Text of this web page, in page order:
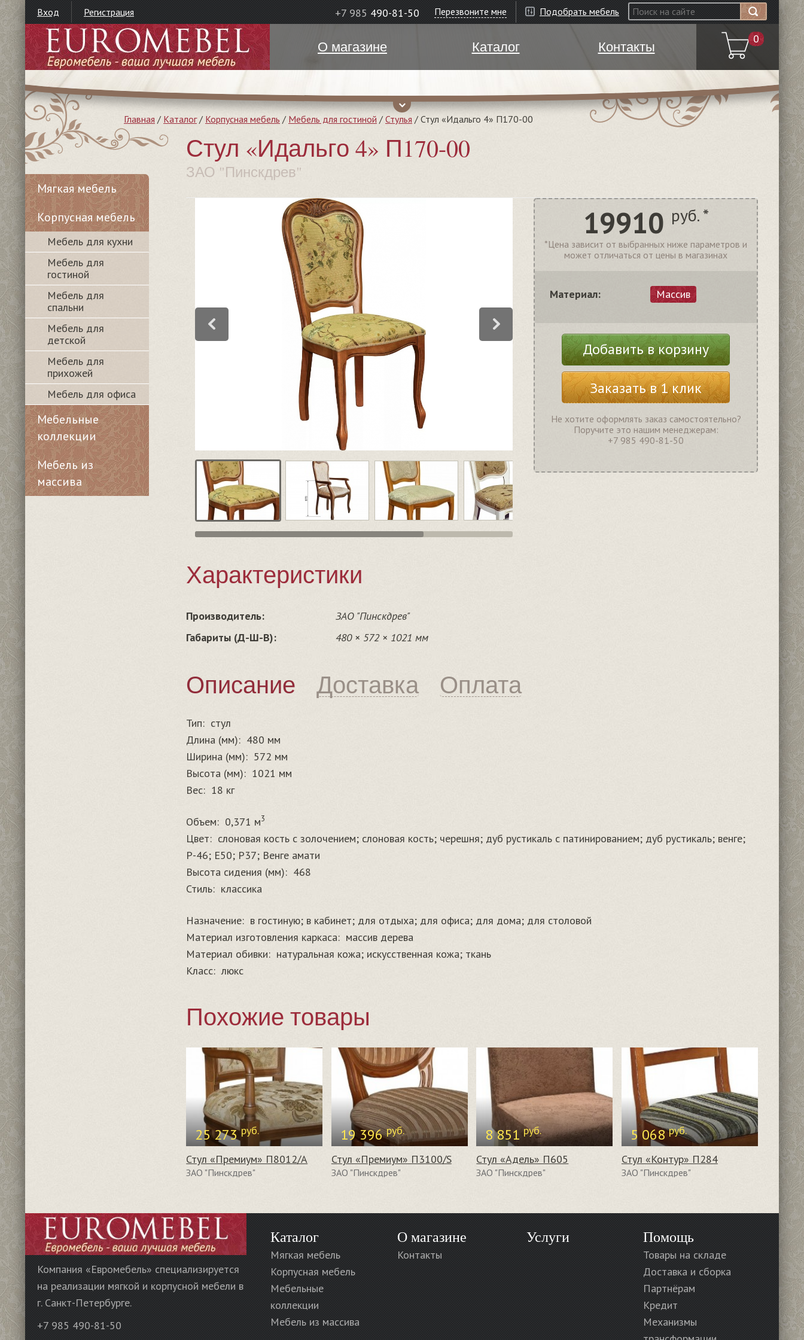
Вход Регистрация +7 985 490-81-50 Перезвоните мне Подобрать мебель
0
О магазине Каталог Контакты
Главная / Каталог/ Корпусная мебель / Мебель для гостиной / Стулья / Стул «Идальго 4» П170-00
Стул «Идальго 4» П170-00
ЗАО "Пинскдрев"
19910 руб. *
*Цена зависит от выбранных ниже параметров и
может отличаться от цены в магазинах
Материал: Массив
Добавить в корзину
Заказать в 1 клик
Не хотите оформлять заказ самостоятельно?
Поручите это нашим менеджерам:
+7 985 490-81-50
Характеристики
Производитель:
ЗАО "Пинскдрев"
Габариты (Д-Ш-В):
480 × 572 × 1021 мм
Описание Доставка Оплата
Тип: стул
Длина (мм): 480 мм
Ширина (мм): 572 мм
Высота (мм): 1021 мм
Вес: 18 кг
Объем: 0,371 м3
Цвет: слоновая кость с золочением; слоновая кость; черешня; дуб рустикаль с патинированием; дуб рустикаль; венге;
Р-46; E50; P37; Венге амати
Высота сидения (мм): 468
Стиль: классика
Назначение: в гостиную; в кабинет; для отдыха; для офиса; для дома; для столовой
Материал изготовления каркаса: массив дерева
Материал обивки: натуральная кожа; искусственная кожа; ткань
Класс: люкс
Похожие товары
25 273руб.
Стул «Премиум» П8012/А
ЗАО "Пинскдрев"
19 396руб.
Стул «Премиум» П3100/S
ЗАО "Пинскдрев"
8 851руб.
Стул «Адель» П605
ЗАО "Пинскдрев"
5 068руб.
Стул «Контур» П284
ЗАО "Пинскдрев"
Мягкая мебель
Корпусная мебель
Мебель для кухни
Мебель для
гостиной
Мебель для
спальни
Мебель для
детской
Мебель для
прихожей
Мебель для офиса
Мебельные
коллекции
Мебель из
массива
Компания «Евромебель» специализируется
на реализации мягкой и корпусной мебели в
г. Санкт-Петербурге.
+7 985 490-81-50
Каталог
Мягкая мебель
Корпусная мебель
Мебельные
коллекции
Мебель из массива
О магазине
Контакты
Услуги Помощь
Товары на складе
Доставка и сборка
Партнёрам
Кредит
Механизмы